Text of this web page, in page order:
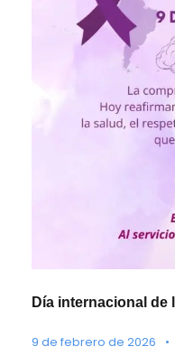
Día internacional de
9 de febrero de 2026 •